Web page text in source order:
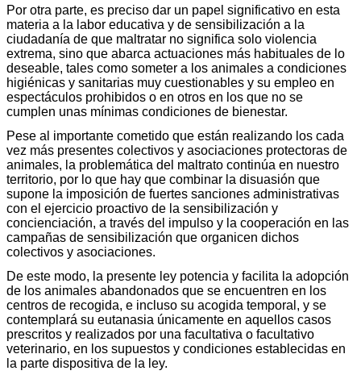
Por otra parte, es preciso dar un papel significativo en esta
materia a la labor educativa y de sensibilización a la
ciudadanía de que maltratar no significa solo violencia
extrema, sino que abarca actuaciones más habituales de lo
deseable, tales como someter a los animales a condiciones
higiénicas y sanitarias muy cuestionables y su empleo en
espectáculos prohibidos o en otros en los que no se
cumplen unas mínimas condiciones de bienestar.
Pese al importante cometido que están realizando los cada
vez más presentes colectivos y asociaciones protectoras de
animales, la problemática del maltrato continúa en nuestro
territorio, por lo que hay que combinar la disuasión que
supone la imposición de fuertes sanciones administrativas
con el ejercicio proactivo de la sensibilización y
concienciación, a través del impulso y la cooperación en las
campañas de sensibilización que organicen dichos
colectivos y asociaciones.
De este modo, la presente ley potencia y facilita la adopción
de los animales abandonados que se encuentren en los
centros de recogida, e incluso su acogida temporal, y se
contemplará su eutanasia únicamente en aquellos casos
prescritos y realizados por una facultativa o facultativo
veterinario, en los supuestos y condiciones establecidas en
la parte dispositiva de la ley.